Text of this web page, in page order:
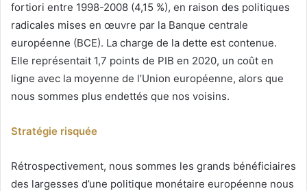
fortiori entre 1998-2008 (4,15 %), en raison des politiques
radicales mises en œuvre par la Banque centrale
européenne (BCE). La charge de la dette est contenue.
Elle représentait 1,7 points de PIB en 2020, un coût en
ligne avec la moyenne de l’Union européenne, alors que
nous sommes plus endettés que nos voisins.
Stratégie risquée
Rétrospectivement, nous sommes les grands bénéficiaires
des largesses d’une politique monétaire européenne nous